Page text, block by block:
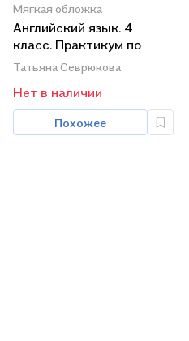
Мягкая обложка
Английский язык. 4
класс. Практикум по
грамматике
Татьяна Севрюкова
Нет в наличии
Похожее